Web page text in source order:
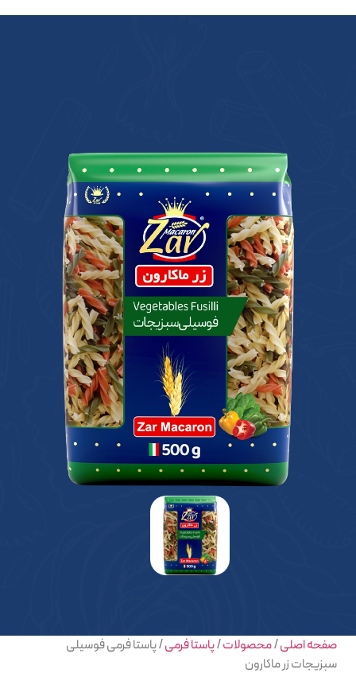
صفحه اصلی/محصولات/پاستا فرمی/پاستا فرمی فوسیلی
سبزیجات زر ماکارون